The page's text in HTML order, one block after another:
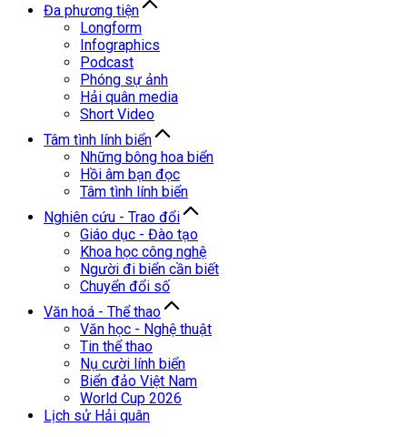
Đa phương tiện
Longform
Infographics
Podcast
Phóng sự ảnh
Hải quân media
Short Video
Tâm tình lính biển
Những bông hoa biển
Hồi âm bạn đọc
Tâm tình lính biển
Nghiên cứu - Trao đổi
Giáo dục - Đào tạo
Khoa học công nghệ
Người đi biển cần biết
Chuyển đổi số
Văn hoá - Thể thao
Văn học - Nghệ thuật
Tin thể thao
Nụ cười lính biển
Biển đảo Việt Nam
World Cup 2026
Lịch sử Hải quân